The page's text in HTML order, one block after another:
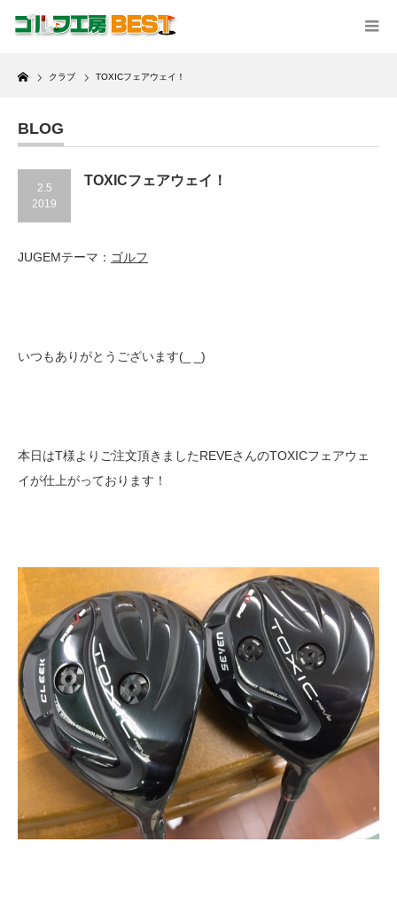
Home
クラブ TOXICフェアウェイ！
BLOG
2.5
2019
TOXICフェアウェイ！
JUGEMテーマ： ゴルフ
いつもありがとうございます(_ _)
本日はT様よりご注文頂きましたREVEさんのTOXICフェアウェ
イが仕上がっております！